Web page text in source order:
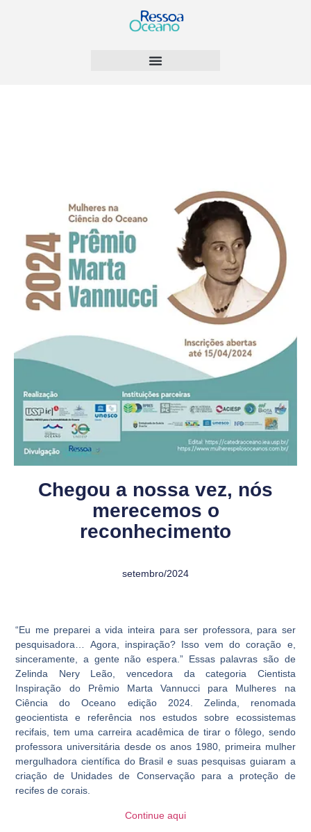
Chegou a nossa vez, nós
merecemos o
reconhecimento
setembro/2024
“Eu me preparei a vida inteira para ser professora, para ser
pesquisadora… Agora, inspiração? Isso vem do coração e,
sinceramente, a gente não espera.” Essas palavras são de
Zelinda Nery Leão , vencedora da categoria Cientista
Inspiração do Prêmio Marta Vannucci para Mulheres na
Ciência do Oceano edição 2024. Zelinda, renomada
geocientista e referência nos estudos sobre ecossistemas
recifais, tem uma carreira acadêmica de tirar o fôlego, sendo
professora universitária desde os anos 1980, primeira mulher
mergulhadora científica do Brasil e suas pesquisas guiaram a
criação de Unidades de Conservação para a proteção de
recifes de corais.
Continue aqui